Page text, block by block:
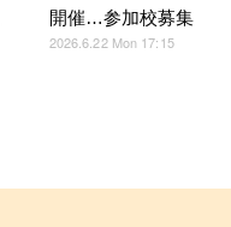
開催…参加校募集
2026.6.22 Mon 17:15